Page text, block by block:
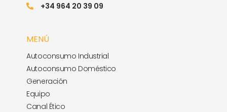
+34 964 20 39 09
MENÚ
Autoconsumo Industrial
Autoconsumo Doméstico
Generación
Equipo
Canal Ético